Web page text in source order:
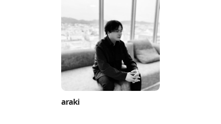
araki